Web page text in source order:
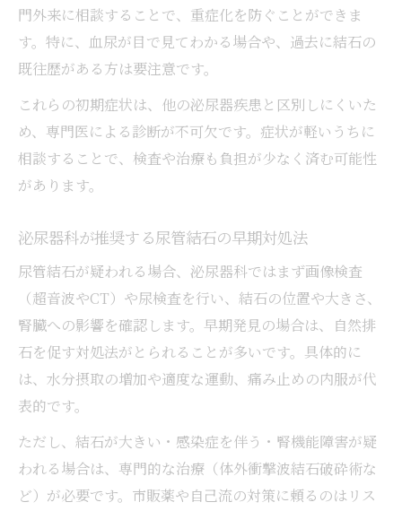
門外来に相談することで、重症化を防ぐことができま
す。特に、血尿が目で見てわかる場合や、過去に結石の
既往歴がある方は要注意です。
これらの初期症状は、他の泌尿器疾患と区別しにくいた
め、専門医による診断が不可欠です。症状が軽いうちに
相談することで、検査や治療も負担が少なく済む可能性
があります。
泌尿器科が推奨する尿管結石の早期対処法
尿管結石が疑われる場合、泌尿器科ではまず画像検査
（超音波やCT）や尿検査を行い、結石の位置や大きさ、
腎臓への影響を確認します。早期発見の場合は、自然排
石を促す対処法がとられることが多いです。具体的に
は、水分摂取の増加や適度な運動、痛み止めの内服が代
表的です。
ただし、結石が大きい・感染症を伴う・腎機能障害が疑
われる場合は、専門的な治療（体外衝撃波結石破砕術な
ど）が必要です。市販薬や自己流の対策に頼るのはリス